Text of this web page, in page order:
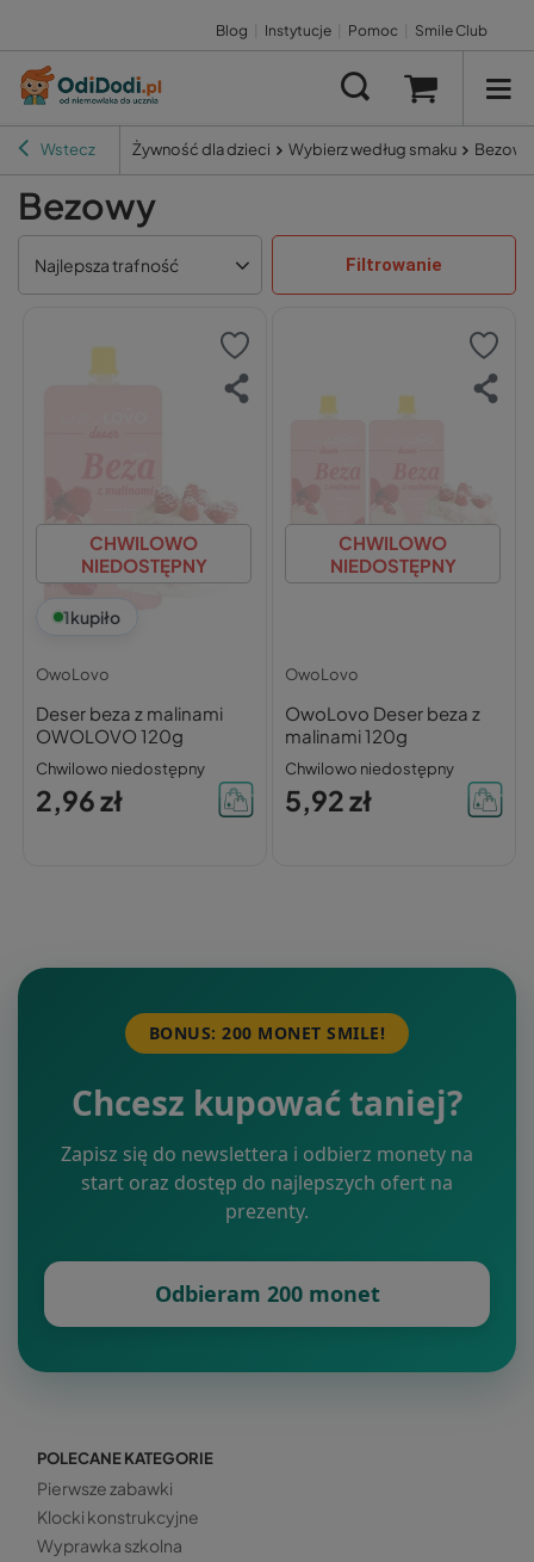
Blog Instytucje Pomoc Smile Club
Wstecz Żywność dla dzieci Wybierz według smaku Bezowy
Bezowy
Najlepsza trafność Filtrowanie
CHWILOWO
NIEDOSTĘPNY
1kupiło
OwoLovo
Deser beza z malinami
OWOLOVO 120g
Chwilowo niedostępny
2,96 zł
CHWILOWO
NIEDOSTĘPNY
OwoLovo
OwoLovo Deser beza z
malinami 120g
Chwilowo niedostępny
5,92 zł
BONUS: 200 MONET SMILE!
Chcesz kupować taniej?
Zapisz się do newslettera i odbierz monety na
start oraz dostęp do najlepszych ofert na
prezenty.
Odbieram 200 monet
POLECANE KATEGORIE
Pierwsze zabawki
Klocki konstrukcyjne
Wyprawka szkolna